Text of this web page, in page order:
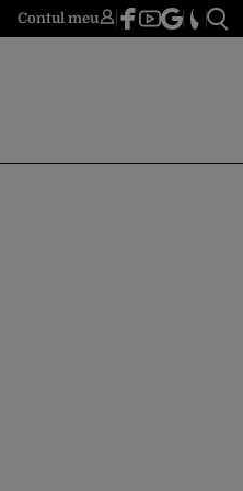
Contul meu